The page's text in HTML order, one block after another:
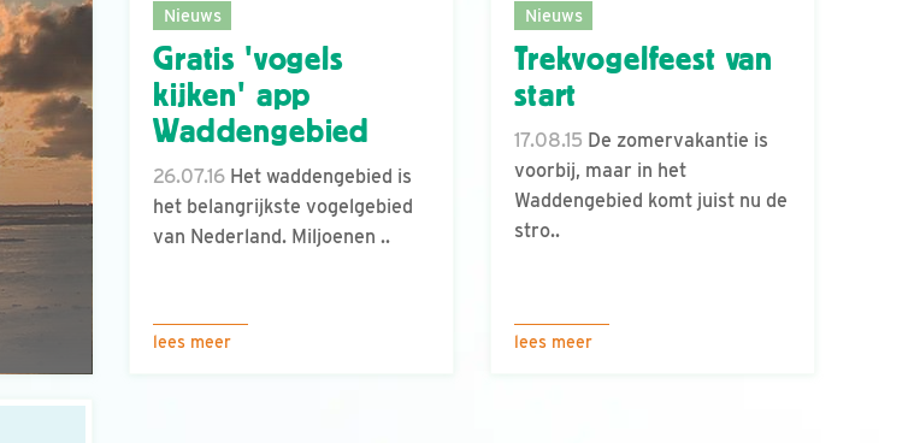
Nieuws
Gratis 'vogels
kijken' app
Waddengebied
26.07.16 Het waddengebied is
het belangrijkste vogelgebied
van Nederland. Miljoenen ..
lees meer
Nieuws
Trekvogelfeest van
start
17.08.15 De zomervakantie is
voorbij, maar in het
Waddengebied komt juist nu de
stro..
lees meer